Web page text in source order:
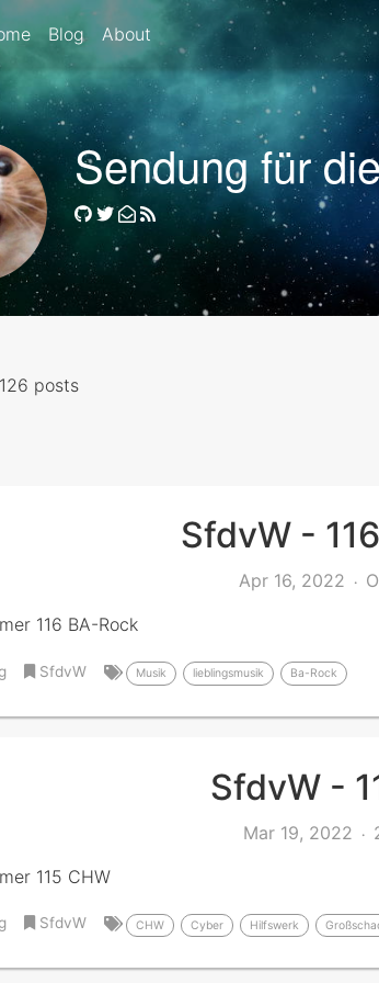
Blog About
Sendung für
126 posts
SfdvW -
Apr 16, 2022
116 BA-Rock
SfdvW Musik lieblingsmusik Ba-Rock
SfdvW -
Mar 19, 2022
115 CHW
SfdvW CHW Cyber Hilfswerk